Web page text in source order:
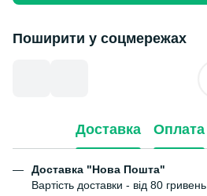
Поширити у соцмережах
Доставка Оплата
Доставка "Нова Пошта"
Вартість доставки - від 80 гривень.